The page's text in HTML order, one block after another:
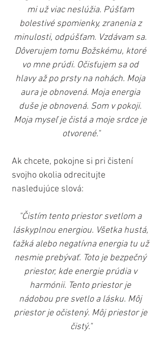
mi už viac neslúžia. Púšťam
bolestivé spomienky, zranenia z
minulosti, odpúšťam. Vzdávam sa.
Dôverujem tomu Božskému, ktoré
vo mne prúdi. Očisťujem sa od
hlavy až po prsty na nohách. Moja
aura je obnovená. Moja energia
duše je obnovená. Som v pokoji.
Moja myseľ je čistá a moje srdce je
otvorené."
Ak chcete, pokojne si pri čistení
svojho okolia odrecitujte
nasledujúce slová:
"Čistím tento priestor svetlom a
láskyplnou energiou. Všetka hustá,
ťažká alebo negatívna energia tu už
nesmie prebývať. Toto je bezpečný
priestor, kde energie prúdia v
harmónii. Tento priestor je
nádobou pre svetlo a lásku. Môj
priestor je očistený. Môj priestor je
čistý."